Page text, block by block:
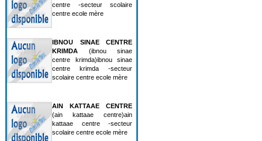
centre -secteur scolaire
centre ecole mère
IBNOU SINAE CENTRE
KRIMDA (ibnou sinae
centre krimda)ibnou sinae
centre krimda -secteur
scolaire centre ecole mère
AIN KATTAAE CENTRE
(ain kattaae centre)ain
kattaae centre -secteur
scolaire centre ecole mère